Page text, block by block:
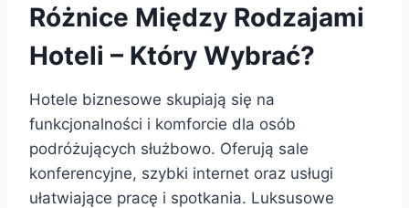
Różnice Między Rodzajami
Hoteli – Który Wybrać?
Hotele biznesowe skupiają się na
funkcjonalności i komforcie dla osób
podróżujących służbowo. Oferują sale
konferencyjne, szybki internet oraz usługi
ułatwiające pracę i spotkania. Luksusowe